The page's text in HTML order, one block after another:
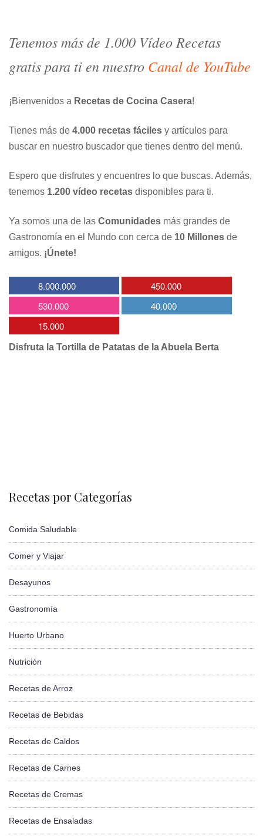
Tenemos más de 1.000 Vídeo Recetas
gratis para ti en nuestro Canal de YouTube
¡Bienvenidos a Recetas de Cocina Casera!
Tienes más de 4.000 recetas fáciles y artículos para
buscar en nuestro buscador que tienes dentro del menú.
Espero que disfrutes y encuentres lo que buscas. Además,
tenemos 1.200 vídeo recetas disponibles para ti.
Ya somos una de las Comunidades más grandes de
Gastronomía en el Mundo con cerca de 10 Millones de
amigos. ¡Únete!
8.000.000
450.000
530.000
40.000
15.000
Disfruta la Tortilla de Patatas de la Abuela Berta
Recetas por Categorías
Comida Saludable
Comer y Viajar
Desayunos
Gastronomía
Huerto Urbano
Nutrición
Recetas de Arroz
Recetas de Bebidas
Recetas de Caldos
Recetas de Carnes
Recetas de Cremas
Recetas de Ensaladas